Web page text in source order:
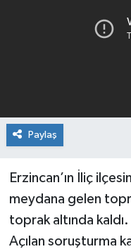
Paylaş
Erzincan’ın İliç
meydana gelen
toprak altında kaldı.
Açılan soruşturma